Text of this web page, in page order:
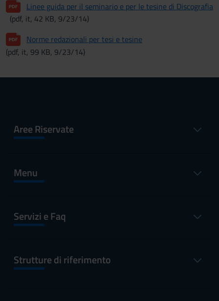
Linee guida per il seminario e per le tesine di Discografia
(pdf, it, 42 KB, 9/23/14)
Norme redazionali per tesi e tesine
(pdf, it, 99 KB, 9/23/14)
Aree Riservate
Menu
Servizi e Faq
Strutture di riferimento